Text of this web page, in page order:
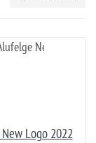
Logo 2022